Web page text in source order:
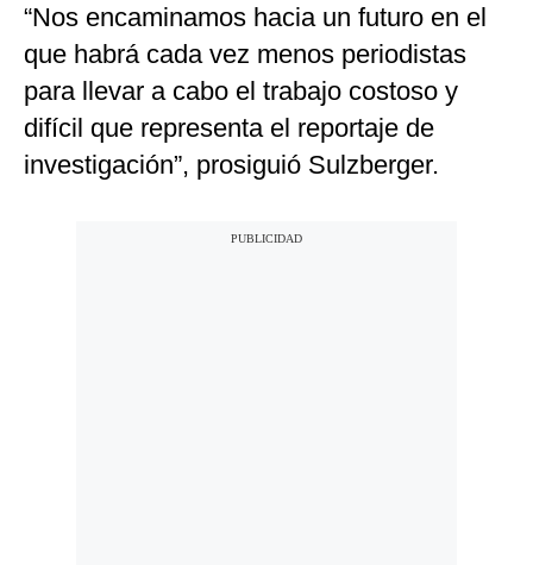
“Nos encaminamos hacia un futuro en el
que habrá cada vez menos periodistas
para llevar a cabo el trabajo costoso y
difícil que representa el reportaje de
investigación”, prosiguió Sulzberger.